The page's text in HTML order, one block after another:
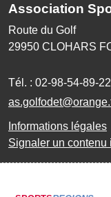
Association
Route du Golf
29950 CLOHARS
Tél. : 02-98-54-89-22
Informations légales
Signaler un contenu